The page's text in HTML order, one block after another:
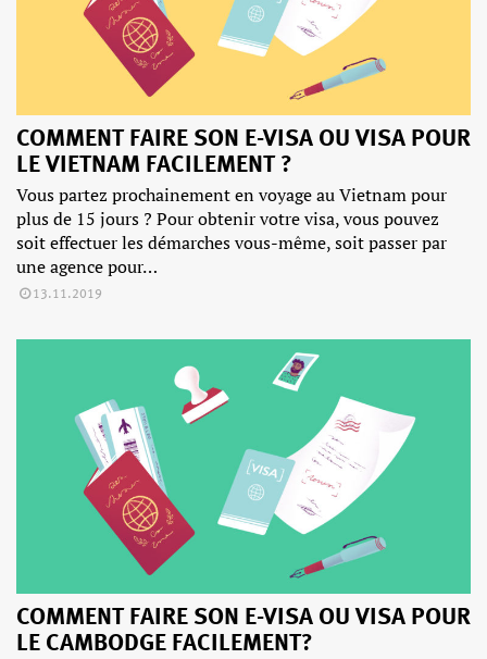
COMMENT FAIRE SON E-VISA OU VISA POUR
LE VIETNAM FACILEMENT ?
Vous partez prochainement en voyage au Vietnam pour
plus de 15 jours ? Pour obtenir votre visa, vous pouvez
soit effectuer les démarches vous-même, soit passer par
une agence pour…
13.11.2019
COMMENT FAIRE SON E-VISA OU VISA POUR
LE CAMBODGE FACILEMENT?